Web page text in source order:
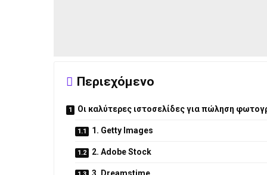
Περιεχόμενο
Οι καλύτερες ιστοσελίδες για πώληση
1. Getty Images
2. Adobe Stock